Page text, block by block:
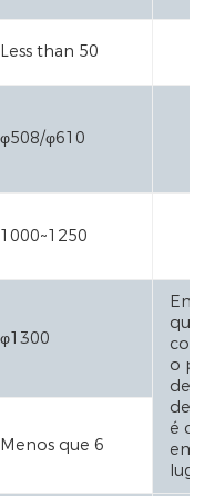
Less than 50
φ508/φ610
1000~1250
φ1300
Em
o
de
é
em
Menos que 6